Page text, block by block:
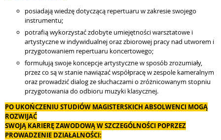
posiadają wiedzę dotyczącą repertuaru w zakresie swojego
instrumentu;
potrafią wykorzystać zdobyte umiejętności warsztatowe i
artystyczne w indywidualnej oraz zbiorowej pracy nad utworem i
przygotowaniem repertuaru koncertowego;
formułują swoje koncepcje artystyczne w sposób zrozumiały,
przez co są w stanie nawiązać współpracę w zespole kameralnym
oraz prowadzić dialog ze słuchaczami o zróżnicowanym stopniu
przygotowania do odbioru muzyki klasycznej.
PO UKOŃCZENIU STUDIÓW MAGISTERSKICH ABSOLWENCI MOGĄ
ROZWIJAĆ
SWOJĄ KARIERĘ ZAWODOWĄ W SZCZEGÓLNOŚCI POPRZEZ
PROWADZENIE DZIAŁALNOŚCI: